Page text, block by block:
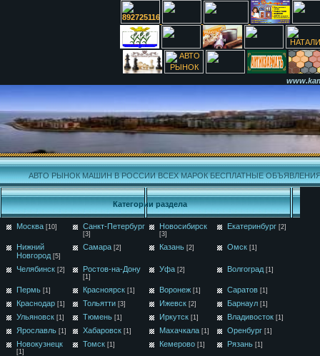
АВТО РЫНОК МАШИН В РОССИИ ВСЕХ МАРОК БЕСПЛАТНЫЕ
Категории раздела
Москва [10] Санкт-Петербург
[3]
Новосибирск
[3]
Екатеринбург [2]
Нижний
Новгород [5]
Самара [2] Казань [2] Омск [1]
Челябинск [2] Ростов-на-Дону
[1]
Уфа [2] Волгоград [1]
Пермь [1] Красноярск [1] Воронеж [1] Саратов [1]
Краснодар [1] Тольятти [3] Ижевск [2] Барнаул [1]
Ульяновск [1] Тюмень [1] Иркутск [1] Владивосток [1]
Ярославль [1] Хабаровск [1] Махачкала [1] Оренбург [1]
Новокузнецк
[1]
Томск [1] Кемерово [1] Рязань [1]